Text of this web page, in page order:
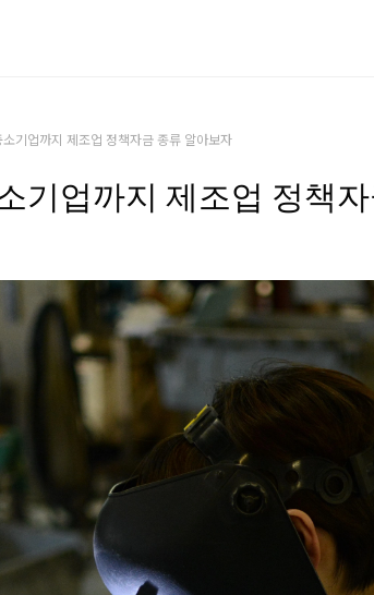
기업까지 제조업 정책자금 종류 알아보자
기업까지 제조업 정책